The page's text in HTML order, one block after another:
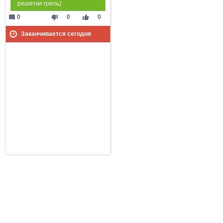
решетки-гриль)
thumb_down 0 thumb_up 0
mode_comment 0
Заканчивается сегодня